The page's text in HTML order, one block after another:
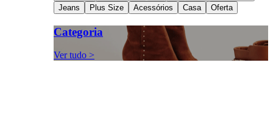
Jeans
Plus Size Acessórios Casa Oferta
Categoria
Ver tudo >